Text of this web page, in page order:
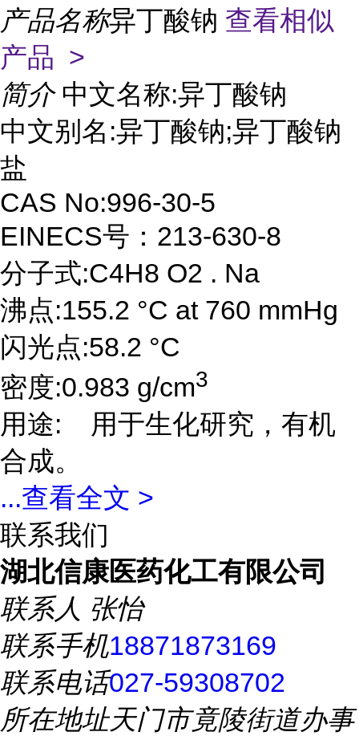
产品名称异丁酸钠 查看相似
产品 >
简介 中文名称:异丁酸钠
中文别名:异丁酸钠;异丁酸钠
盐
CAS No:996-30-5
EINECS号：213-630-8
分子式:C4H8 O2 . Na
沸点:155.2 °C at 760 mmHg
闪光点:58.2 °C
密度:0.983 g/cm3
用途: 用于生化研究，有机
合成。
...查看全文 >
联系我们
湖北信康医药化工有限公司
联系人 张怡
联系手机18871873169
联系电话027-59308702
所在地址天门市竟陵街道办事